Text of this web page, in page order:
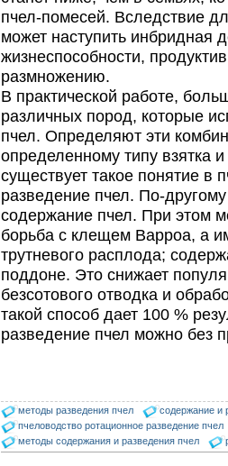
пчел-помесей. Вследствие
может наступить инбридная
жизнеспособности,
размножению.
В практической работе,
различных пород, которые
пчел. Определяют эти
определенному типу взятка
существует такое понятие в
разведение пчел. По-
содержание пчел. При этом
борьба с клещем Варроа, а
трутневого расплода;
поддоне. Это снижает
безсотового отводка и
такой способ дает 100 %
разведение пчел можно без
методы разведения пчел
содержание и
пчеловодство ротационное разведение пчел
методы содержания и разведения пчел